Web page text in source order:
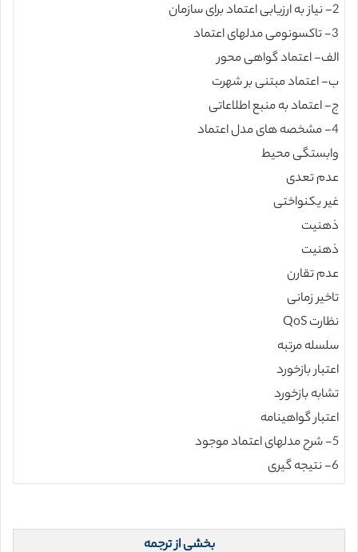
2- نیاز به ارزیابی اعتماد برای سازمان
3- تاکسونومی مدلهای اعتماد
الف- اعتماد گواهی محور
ب- اعتماد مبتنی بر شهرت
ج- اعتماد به منبع اطلاعاتی
4- مشخصه های مدل اعتماد
وابستگی محیط
عدم تعدی
غیر یکنواختی
ذهنیت
ذهنیت
عدم تقارن
تاخیر زمانی
نظارت QoS
سلسله مرتبه
اعتبار بازخورد
تشابه بازخورد
اعتبار گواهینامه
5- شرح مدلهای اعتماد موجود
6- نتیجه گیری
بخشی از ترجمه